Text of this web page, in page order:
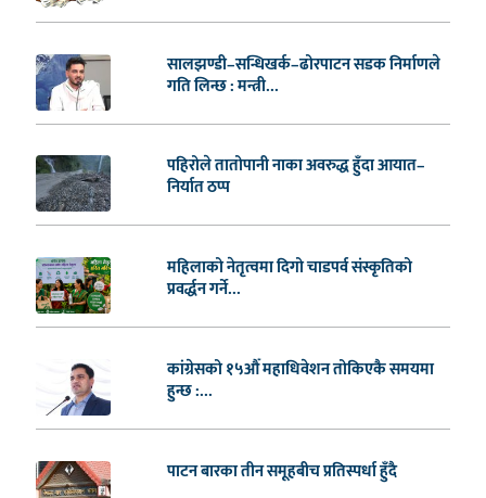
सालझण्डी–सन्धिखर्क–ढोरपाटन सडक निर्माणले
गति लिन्छ : मन्त्री...
पहिरोले तातोपानी नाका अवरुद्ध हुँदा आयात–
निर्यात ठप्प
महिलाको नेतृत्वमा दिगो चाडपर्व संस्कृतिको
प्रवर्द्धन गर्ने...
कांग्रेसको १५औँ महाधिवेशन तोकिएकै समयमा
हुन्छ :...
पाटन बारका तीन समूहबीच प्रतिस्पर्धा हुँदै